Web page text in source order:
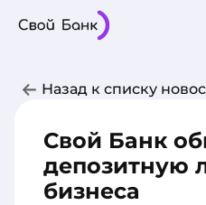
Частным лицам
Назад к списку
Свой Банк
депозитную
бизнеса